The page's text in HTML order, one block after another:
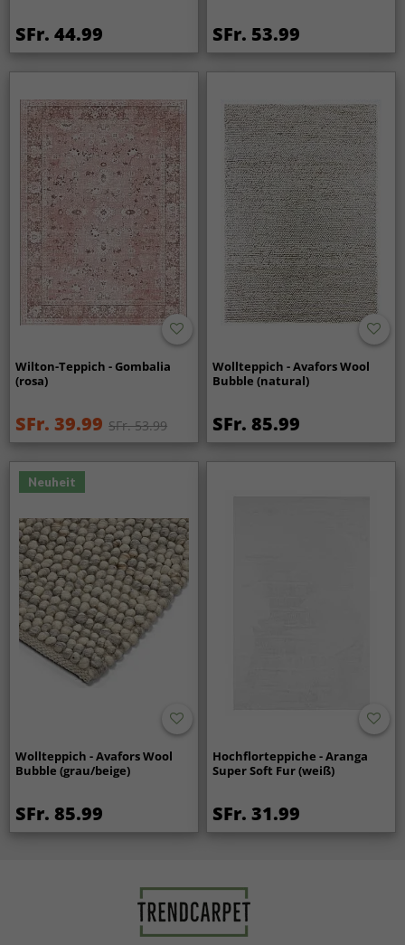
SFr. 44.99 SFr. 53.99
Wilton-Teppich - Gombalia
(rosa)
SFr. 39.99 SFr. 53.99
Wollteppich - Avafors Wool
Bubble (natural)
SFr. 85.99
Neuheit
Wollteppich - Avafors Wool
Bubble (grau/beige)
SFr. 85.99
Hochflorteppiche - Aranga
Super Soft Fur (weiß)
SFr. 31.99